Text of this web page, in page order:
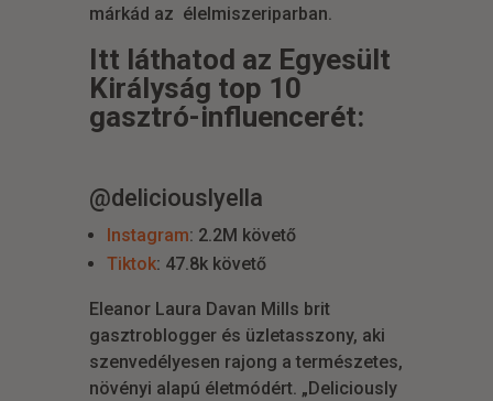
márkád az élelmiszeriparban.
Itt láthatod az Egyesült
Királyság top 10
gasztró-influencerét:
@deliciouslyella
Instagram: 2.2M követő
Tiktok: 47.8k követő
Eleanor Laura Davan Mills brit
gasztroblogger és üzletasszony, aki
szenvedélyesen rajong a természetes,
növényi alapú életmódért. „Deliciously